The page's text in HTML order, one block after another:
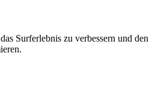
Surferlebnis zu verbessern und den